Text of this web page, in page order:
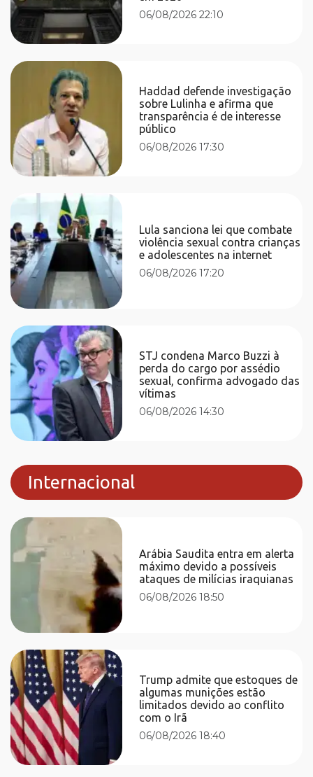
06/08/2026 22:10
Haddad defende investigação
sobre Lulinha e afirma que
transparência é de interesse
público
06/08/2026 17:30
Lula sanciona lei que combate
violência sexual contra crianças
e adolescentes na internet
06/08/2026 17:20
STJ condena Marco Buzzi à
perda do cargo por assédio
sexual, confirma advogado das
vítimas
06/08/2026 14:30
Internacional
Arábia Saudita entra em alerta
máximo devido a possíveis
ataques de milícias iraquianas
06/08/2026 18:50
Trump admite que estoques de
algumas munições estão
limitados devido ao conflito
com o Irã
06/08/2026 18:40